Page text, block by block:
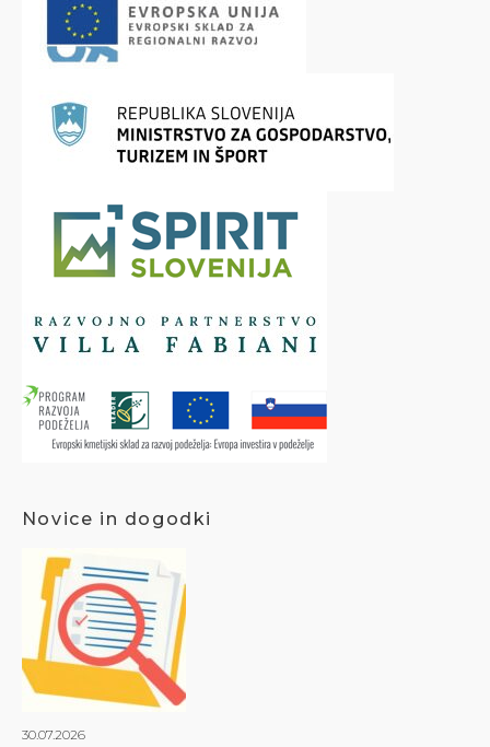
Novice in dogodki
30.07.2026